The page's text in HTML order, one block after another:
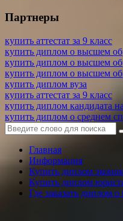
Партнеры
купить аттестат за 9 класс
купить диплом о высшем
купить диплом о высшем
купить диплом о высшем
купить диплом вуза
купить аттестат за 9 класс
купить диплом кандидата
купить диплом о среднем
Главная
Информация
Купить диплом
Купить диплом
Где заказать диплом